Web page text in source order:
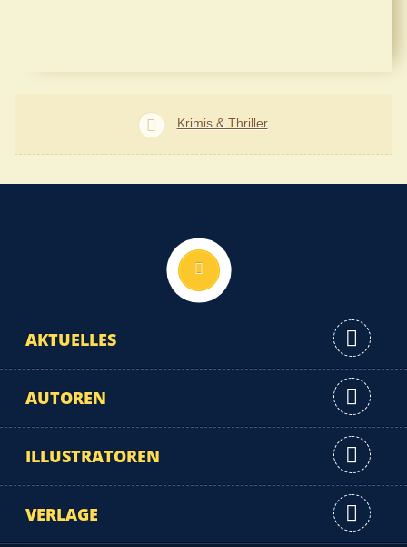
Krimis & Thriller
AKTUELLES
AUTOREN
ILLUSTRATOREN
VERLAGE